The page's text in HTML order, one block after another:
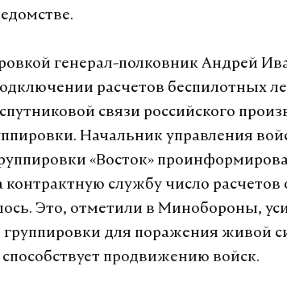
генерал-полковник Андрей
расчетов беспилотных
связи российского
Начальник управления
«Восток»
контрактную службу число расчетов
Это, отметили в Минобороны,
для поражения живой
продвижению войск.